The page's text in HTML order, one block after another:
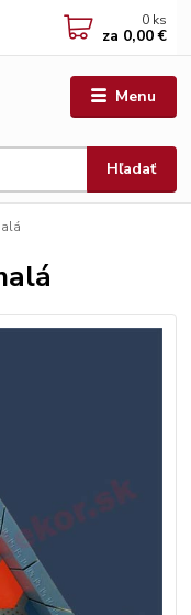
Menu
Hľadať
0 ks
za 0,00 €